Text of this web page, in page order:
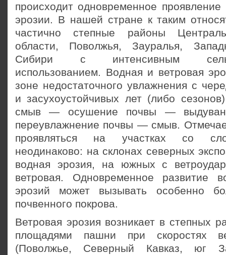
проис­ходит одновременное
эрозии. В нашей стране к таким
частично степные районы
области, Поволжья, Зауралья,
Сибири с интенсивным
использованием. Водная и ветровая
зоне недостаточного увлажнения с
и засухоустойчивых лет (либо
смыв — осушение почвы —
переувлажнение почвы — смыв.
прояв­ляться на участках со
неодинаково: на склонах северных
водная эрозия, на южных с
ветровая. Одновременное развитие
эрозий может вызывать особенно
почвенного покрова.
Ветровая эрозия возникает в степных
площадями пашни при скоростях
(Поволжье, Северный Кавказ, юг